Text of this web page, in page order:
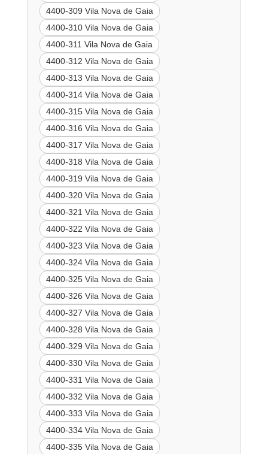
4400-309 Vila Nova de Gaia
4400-310 Vila Nova de Gaia
4400-311 Vila Nova de Gaia
4400-312 Vila Nova de Gaia
4400-313 Vila Nova de Gaia
4400-314 Vila Nova de Gaia
4400-315 Vila Nova de Gaia
4400-316 Vila Nova de Gaia
4400-317 Vila Nova de Gaia
4400-318 Vila Nova de Gaia
4400-319 Vila Nova de Gaia
4400-320 Vila Nova de Gaia
4400-321 Vila Nova de Gaia
4400-322 Vila Nova de Gaia
4400-323 Vila Nova de Gaia
4400-324 Vila Nova de Gaia
4400-325 Vila Nova de Gaia
4400-326 Vila Nova de Gaia
4400-327 Vila Nova de Gaia
4400-328 Vila Nova de Gaia
4400-329 Vila Nova de Gaia
4400-330 Vila Nova de Gaia
4400-331 Vila Nova de Gaia
4400-332 Vila Nova de Gaia
4400-333 Vila Nova de Gaia
4400-334 Vila Nova de Gaia
4400-335 Vila Nova de Gaia